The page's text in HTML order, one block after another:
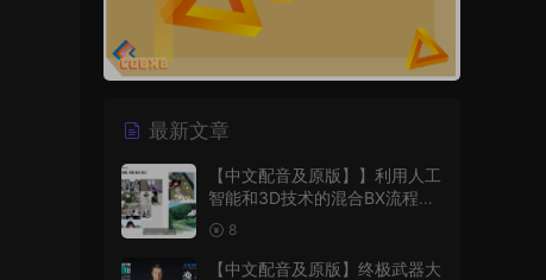
最新文章
【中文配音及原版】】利用人工
智能和3D技术的混合BX流程和
品牌艺术设计
8
【中文配音及原版】终极武器大